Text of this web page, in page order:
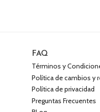
FAQ
Términos y
Política de cambios y
Política de privacidad
Preguntas Frecuentes